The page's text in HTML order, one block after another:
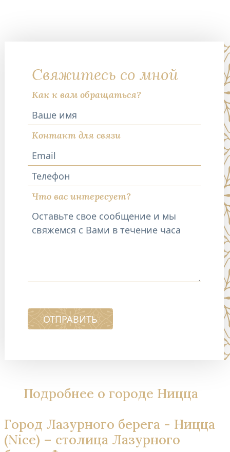
Свяжитесь со мной
Как к вам обращаться?
Контакт для связи
Телефон
Что вас интересует?
ОТПРАВИТЬ
Подробнее о городе Ницца
Город Лазурного берега - Ницца
(Nice) – столица Лазурного